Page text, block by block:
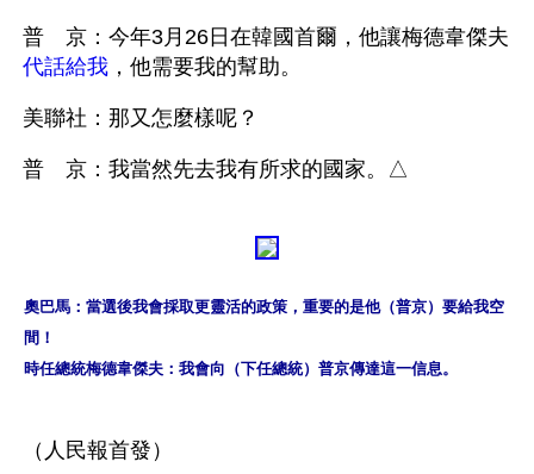
普　京：今年3月26日在韓國首爾，他讓梅德韋傑夫
代話給我 ，他需要我的幫助。
美聯社：那又怎麼樣呢？
普　京：我當然先去我有所求的國家。△
奧巴馬：當選後我會採取更靈活的政策，重要的是他（普京）要給我空
間！
時任總統梅德韋傑夫：我會向（下任總統）普京傳達這一信息。